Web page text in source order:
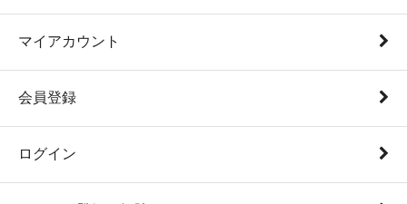
マイアカウント
会員登録
ログイン